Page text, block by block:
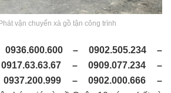
vận chuyển xà gồ tận công trình
– 0902.505.234 –
– 0909.077.234 –
– 0902.000.666 –